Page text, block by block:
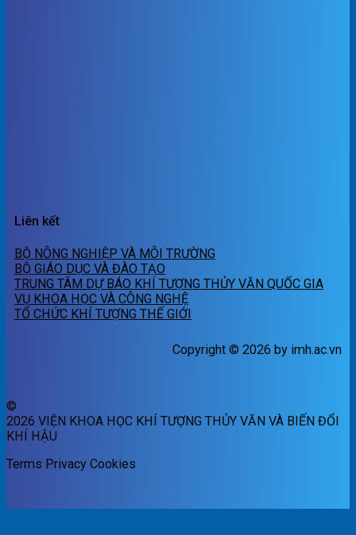
Liên kết
BỘ NÔNG NGHIỆP VÀ MÔI TRƯỜNG
BỘ GIÁO DỤC VÀ ĐÀO TẠO
TRUNG TÂM DỰ BÁO KHÍ TƯỢNG THỦY VĂN QUỐC GIA
VỤ KHOA HỌC VÀ CÔNG NGHỆ
TỔ CHỨC KHÍ TƯỢNG THẾ GIỚI
Copyright © 2026 by imh.ac.vn
©
2026 VIỆN KHOA HỌC KHÍ TƯỢNG THỦY VĂN VÀ BIẾN ĐỔI
KHÍ HẬU
Terms Privacy Cookies